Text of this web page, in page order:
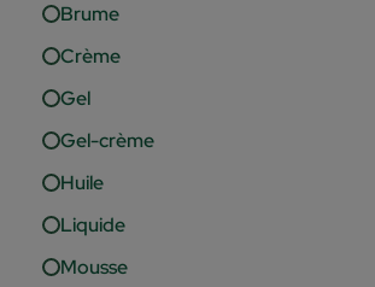
Brume
Crème
Gel
Gel-crème
Huile
Liquide
Mousse